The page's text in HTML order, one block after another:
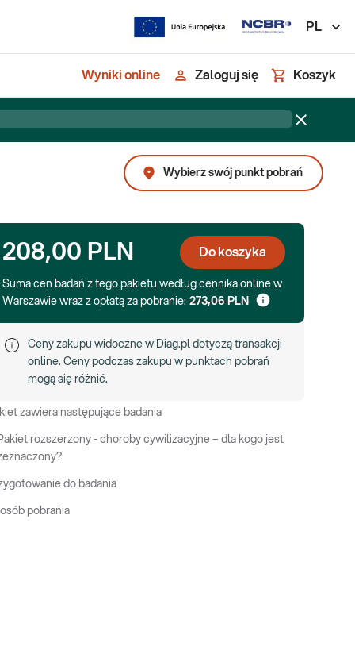
PL
Wyniki online Zaloguj się Koszyk
Wybierz swój punkt pobrań
208,00 PLN Do koszyka
Suma cen badań z tego pakietu według cennika online w
Warszawie wraz z opłatą za pobranie: 273,06 PLN
Ceny zakupu widoczne w Diag.pl dotyczą transakcji
online. Ceny podczas zakupu w punktach pobrań
mogą się różnić.
zawiera następujące badania
rozszerzony - choroby cywilizacyjne – dla kogo jest
do badania
pobrania